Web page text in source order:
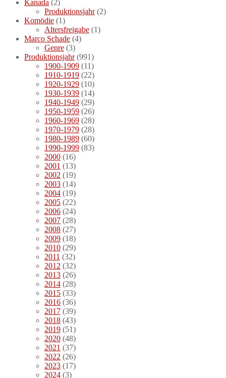
Kanada (2)
Produktionsjahr(2)
Komödie (1)
Altersfreigabe (1)
Marco Schade (4)
Genre (3)
Produktionsjahr(991)
1900-1909 (11)
1910-1919 (22)
1920-1929 (10)
1930-1939 (14)
1940-1949 (29)
1950-1959 (26)
1960-1969 (28)
1970-1979 (28)
1980-1989 (60)
1990-1999 (83)
2000 (16)
2001 (13)
2002 (19)
2003 (14)
2004 (19)
2005 (22)
2006 (24)
2007 (28)
2008 (27)
2009 (18)
2010 (29)
2011 (32)
2012 (32)
2013 (26)
2014 (28)
2015 (33)
2016 (36)
2017 (39)
2018 (43)
2019 (51)
2020 (48)
2021 (37)
2022 (26)
2023 (17)
2024 (3)